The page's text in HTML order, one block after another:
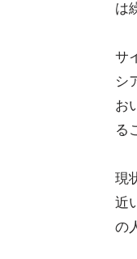
は
サ
シ
お
る
現
近
の